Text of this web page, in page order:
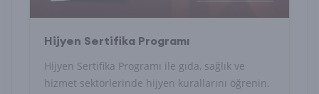
Hijyen Sertifika Programı
Hijyen Sertifika Programı ile gıda, sağlık ve
hizmet sektörlerinde hijyen kurallarını öğrenin.